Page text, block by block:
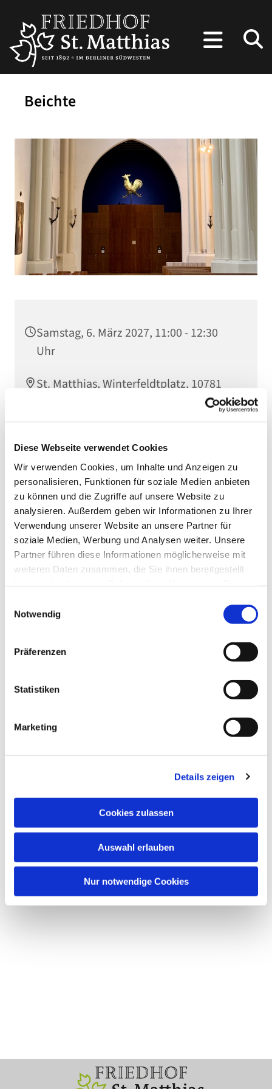
Diese Webseite verwendet Cookies
Wir verwenden Cookies, um Inhalte und Anzeigen zu
personalisieren, Funktionen für soziale Medien anbieten
zu können und die Zugriffe auf unsere Website zu
analysieren. Außerdem geben wir Informationen zu Ihrer
Verwendung unserer Website an unsere Partner für
soziale Medien, Werbung und Analysen weiter. Unsere
Partner führen diese Informationen möglicherweise mit
weiteren Daten zusammen, die Sie ihnen bereitgestellt
Notwendig
Präferenzen
Statistiken
Marketing
Details zeigen
Cookies zulassen
Auswahl erlauben
Nur notwendige Cookies
Beichte
Samstag, 6. März 2027, 11:00 - 12:30
Uhr
St. Matthias, Winterfeldtplatz, 10781